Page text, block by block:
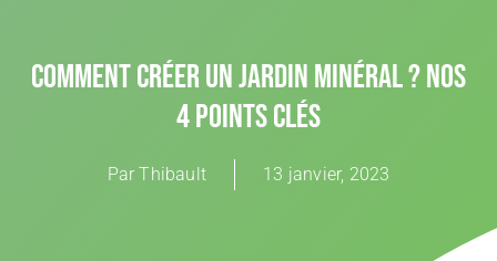
Comment Créer Un Jardin Minéral ? Nos
4 Points Clés
Par Thibault 13 janvier, 2023